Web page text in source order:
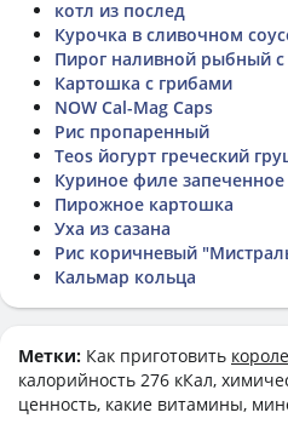
котл из послед
Курочка в сливочном
Пирог наливной рыбный
Картошка с грибами
NOW Cal-Mag Caps
Рис пропаренный
Teos йогурт греческий
Куриное филе
Пирожное картошка
Уха из сазана
Рис коричневый
Кальмар кольца
Метки: Как приготовить
калорийность 276 кКал,
ценность, какие витамины,